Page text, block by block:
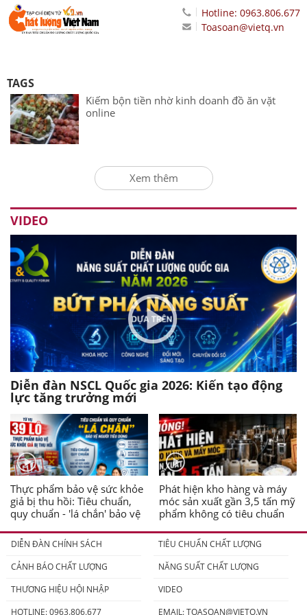
Hotline: 0963.806.677
Toasoan@vietq.vn
TAGS
Kiếm bộn tiền nhờ kinh doanh đồ ăn vặt
online
Xem thêm
VIDEO
Diễn đàn NSCL Quốc gia 2026: Kiến tạo động
lực tăng trưởng mới
Thực phẩm bảo vệ sức khỏe
giả bị thu hồi: Tiêu chuẩn,
quy chuẩn - 'lá chắn' bảo vệ
Phát hiện kho hàng và máy
móc sản xuất gần 3,5 tấn mỹ
phẩm không có tiêu chuẩn
DIỄN ĐÀN CHÍNH SÁCH
TIÊU CHUẨN CHẤT LƯỢNG
CẢNH BÁO CHẤT LƯỢNG
NĂNG SUẤT CHẤT LƯỢNG
THƯƠNG HIỆU HỘI NHẬP
VIDEO
HOTLINE: 0963.806.677
EMAIL:TOASOAN@VIETQ.VN